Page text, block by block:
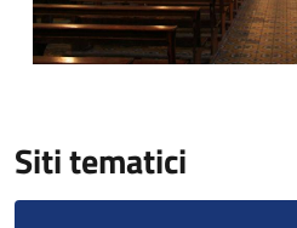
Siti tematici